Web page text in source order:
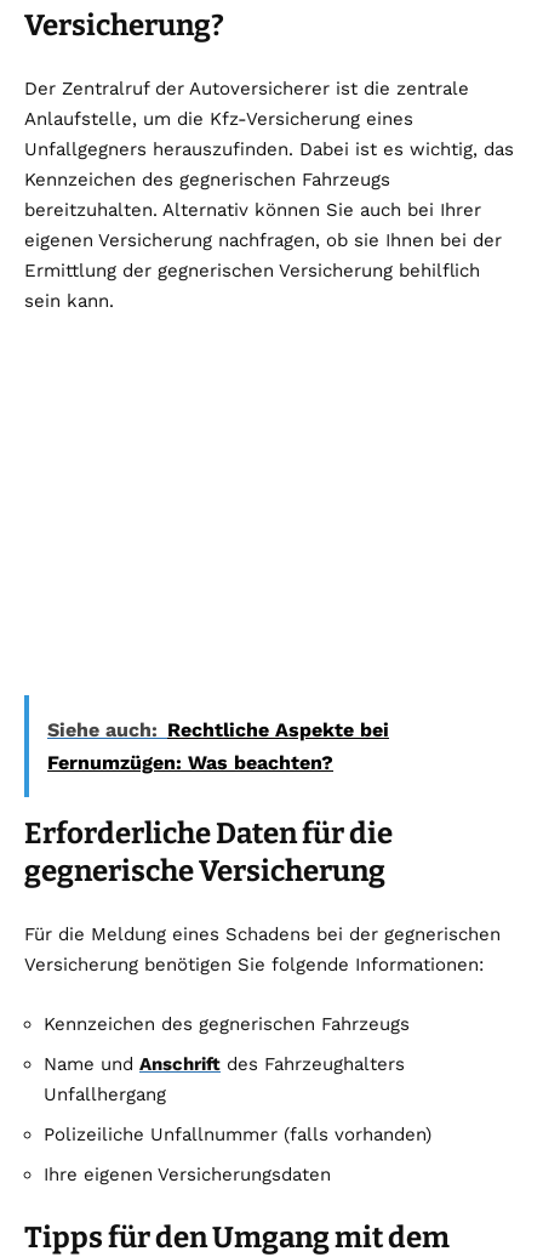
Versicherung?
Der Zentralruf der Autoversicherer ist die zentrale
Anlaufstelle, um die Kfz-Versicherung eines
Unfallgegners herauszufinden. Dabei ist es wichtig, das
Kennzeichen des gegnerischen Fahrzeugs
bereitzuhalten. Alternativ können Sie auch bei Ihrer
eigenen Versicherung nachfragen, ob sie Ihnen bei der
Ermittlung der gegnerischen Versicherung behilflich
sein kann.
Siehe auch: Rechtliche Aspekte bei
Fernumzügen: Was beachten?
Erforderliche Daten für die
gegnerische Versicherung
Für die Meldung eines Schadens bei der gegnerischen
Versicherung benötigen Sie folgende Informationen:
Kennzeichen des gegnerischen Fahrzeugs
Name und Anschrift des Fahrzeughalters
Unfallhergang
Polizeiliche Unfallnummer (falls vorhanden)
Ihre eigenen Versicherungsdaten
Tipps für den Umgang mit dem